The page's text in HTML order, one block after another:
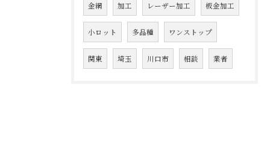
金網 加工 レーザー加工 板金加工
小ロット 多品種 ワンストップ
関東 埼玉 川口市 相談 業者